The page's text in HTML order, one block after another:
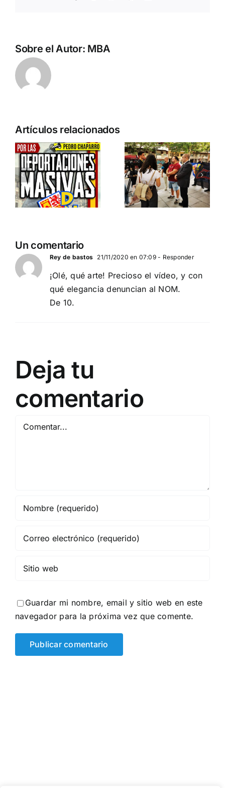
Sobre el Autor: MBA
Artículos relacionados
Acto en
Barcelona:
España y
Serbia
contra el
separatismo
EN BARCELONA
acto DN
contra la
invasión
migratoria
y el gran
Un comentario
Rey de bastos 21/11/2020 en 07:09- Responder
¡Olé, qué arte! Precioso el vídeo, y con
qué elegancia denuncian al NOM.
De 10.
Deja tu
comentario
Guardar mi nombre, email y sitio web en este
navegador para la próxima vez que comente.